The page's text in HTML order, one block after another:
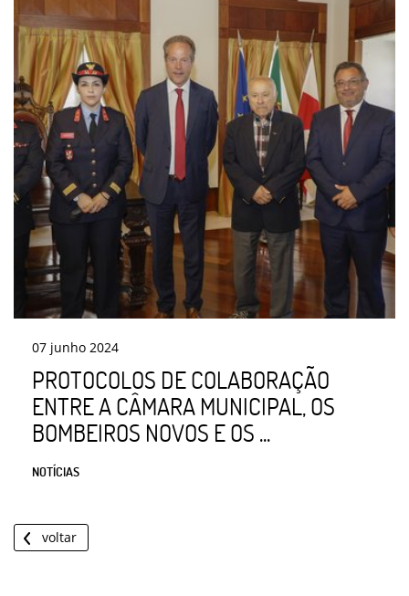
07 junho 2024
PROTOCOLOS DE COLABORAÇÃO
ENTRE A CÂMARA MUNICIPAL, OS
BOMBEIROS NOVOS E OS ...
NOTÍCIAS
voltar